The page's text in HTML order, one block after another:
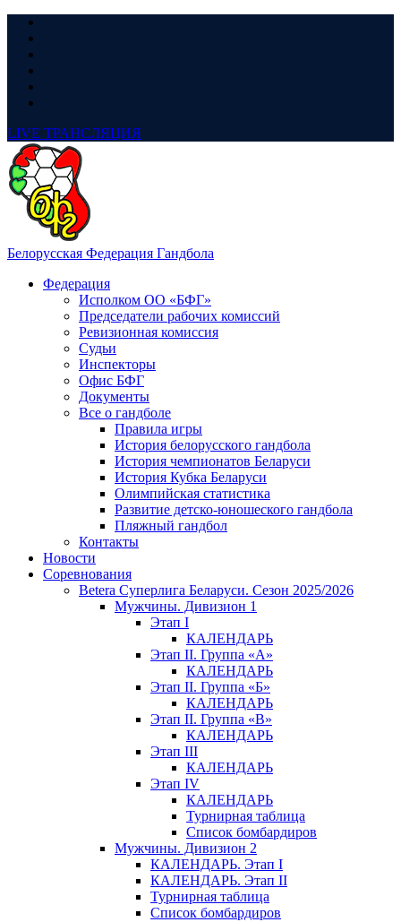
LIVE ТРАНСЛЯЦИЯ
Белорусская Федерация Гандбола
Федерация
Исполком ОО «БФГ»
Председатели рабочих комиссий
Ревизионная комиссия
Судьи
Инспекторы
Офис БФГ
Документы
Все о гандболе
Правила игры
История белорусского гандбола
История чемпионатов Беларуси
История Кубка Беларуси
Олимпийская статистика
Развитие детско-юношеского гандбола
Пляжный гандбол
Контакты
Новости
Соревнования
Betera Суперлига Беларуси. Сезон 2025/2026
Мужчины. Дивизион 1
Этап I
КАЛЕНДАРЬ
Этап II. Группа «А»
КАЛЕНДАРЬ
Этап II. Группа «Б»
КАЛЕНДАРЬ
Этап II. Группа «В»
КАЛЕНДАРЬ
Этап III
КАЛЕНДАРЬ
Этап IV
КАЛЕНДАРЬ
Турнирная таблица
Список бомбардиров
Мужчины. Дивизион 2
КАЛЕНДАРЬ. Этап I
КАЛЕНДАРЬ. Этап II
Турнирная таблица
Список бомбардиров